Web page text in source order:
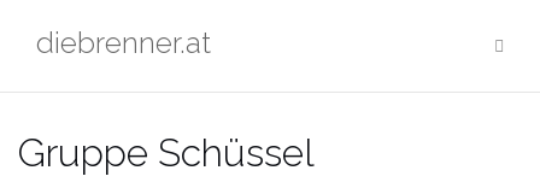
Inhaltdiebrenner.at
Gruppe Schüssel